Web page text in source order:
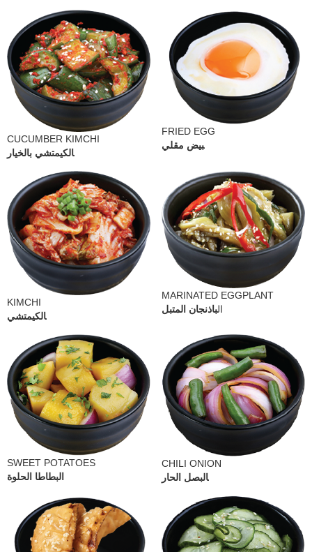
CUCUMBER KIMCHI
الكيمتشي بالخيار
FRIED EGG
بيض مقلي
KIMCHI
الكيمتشي
MARINATED EGGPLANT
الباذنجان المتبل
SWEET POTATOES
البطاطا الحلوة
CHILI ONION
البصل الحار